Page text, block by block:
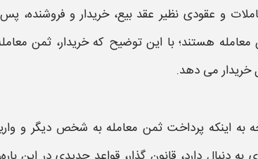
و عقودی نظیر عقد بیع، خریدار و فروشنده، پس
هستند؛ با این توضیح که خریدار، ثمن
خریدار می دهد.
به اینکه پرداخت ثمن معامله به شخص دیگر و